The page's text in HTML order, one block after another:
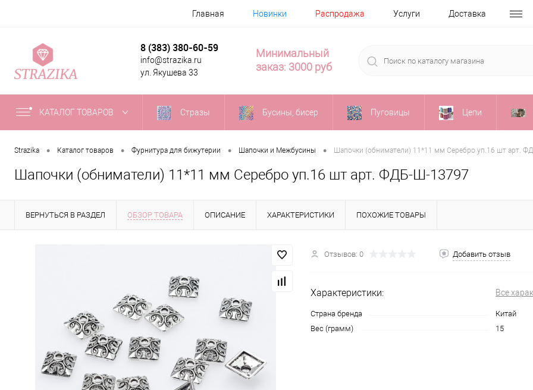
Главная Новинки Распродажа Услуги Доставка
8 (383) 380-60-59
info@strazika.ru
ул. Якушева 33
Минимальный
заказ: 3000 руб
КАТАЛОГ ТОВАРОВ Стразы Бусины, бисер Пуговицы Цепи
Strazika • Каталог товаров • Фурнитура для бижутерии • Шапочки и Межбусины • Шапочки (обниматели) 11*11 мм Серебро уп.16 шт арт.
Шапочки (обниматели) 11*11 мм Серебро уп.16 шт арт. ФДБ-Ш-13797
ВЕРНУТЬСЯ В РАЗДЕЛ ОБЗОР ТОВАРА ОПИСАНИЕ ХАРАКТЕРИСТИКИ ПОХОЖИЕ ТОВАРЫ
Отзывов: 0 Добавить отзыв
Характеристики: Все
Страна бренда
Китай
Вес (грамм)
15